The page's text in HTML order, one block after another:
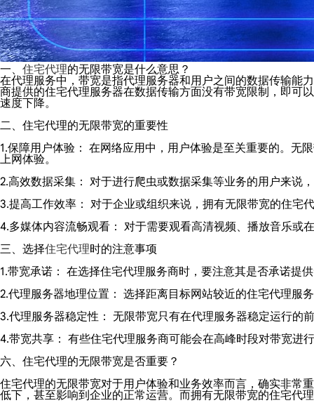
一、 住宅代理的无限带宽是什么意思？
在代理服务中，带宽是指代理服务器和用户之间的数据传输能
商提供的住宅代理服务器在数据传输方面没有带宽限制，即可
速度下降。
二、住宅代理的无限带宽的重要性
1.保障用户体验： 在网络应用中，用户体验是至关重要的。无
上网体验。
2.高效数据采集： 对于进行爬虫或数据采集等业务的用户来说
3.提高工作效率： 对于企业或组织来说，拥有无限带宽的住宅
4.多媒体内容流畅观看： 对于需要观看高清视频、播放音乐或
三、选择住宅代理时的注意事项
1.带宽承诺： 在选择住宅代理服务商时，要注意其是否承诺提
2.代理服务器地理位置： 选择距离目标网站较近的住宅代理服
3.代理服务器稳定性： 无限带宽只有在代理服务器稳定运行的
4.带宽共享： 有些住宅代理服务商可能会在高峰时段对带宽进
六、住宅代理的无限带宽是否重要？
住宅代理的无限带宽对于用户体验和业务效率而言，确实非常
低下，甚至影响到企业的正常运营。而拥有无限带宽的住宅代